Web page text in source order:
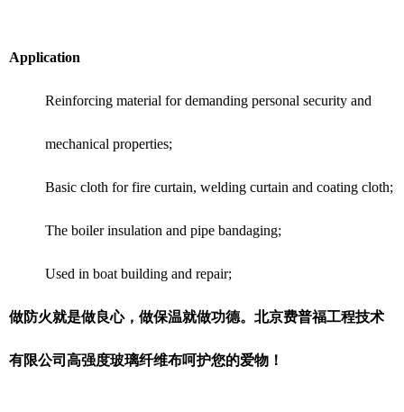
Application
Reinforcing material for demanding personal security and
mechanical properties;
Basic cloth for fire curtain, welding curtain and coating cloth;
The boiler insulation and pipe bandaging;
Used in boat building and repair;
做防火就是做良心，做保温就做功德。北京费普福工程技术
有限公司高强度玻璃纤维布呵护您的爱物！